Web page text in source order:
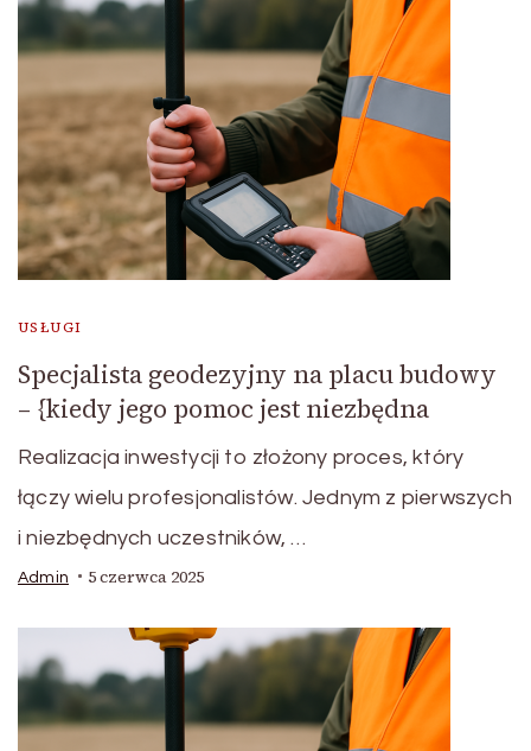
USŁUGI
Specjalista geodezyjny na placu budowy
– {kiedy jego pomoc jest niezbędna
Realizacja inwestycji to złożony proces, który
łączy wielu profesjonalistów. Jednym z pierwszych
i niezbędnych uczestników, …
Admin 5 czerwca 2025